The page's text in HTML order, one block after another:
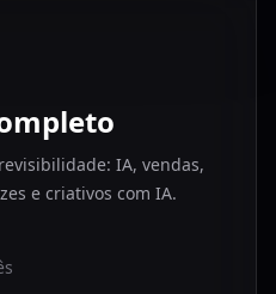
IA, vendas,
e criativos com IA.